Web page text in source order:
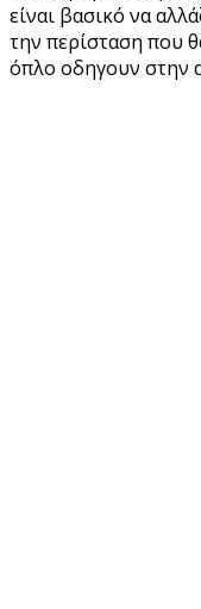
είναι βασικό να
την περίσταση που
όπλο οδηγουν στην